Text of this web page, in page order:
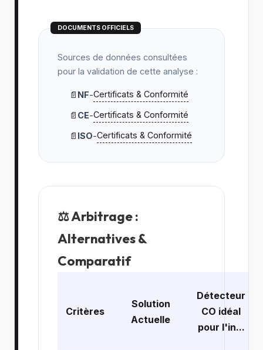
DOCUMENTS OFFICIELS
Sources de données consultées
pour la validation de cette analyse :
📄 NF-Certificats & Conformité
📄 CE-Certificats & Conformité
📄 ISO-Certificats & Conformité
⚖️ Arbitrage :
Alternatives &
Comparatif
Critères
Solution
Actuelle
Détecteur
CO idéal
pour l'in...